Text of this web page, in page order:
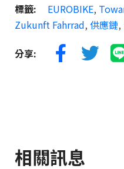
標籤: EUROBIKE,
Zukunft Fahrrad, 供應鏈,
分享:
相關訊息